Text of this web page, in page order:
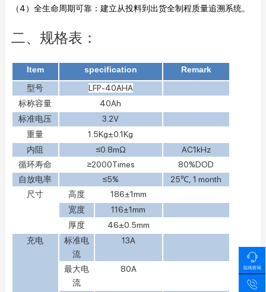
（4）全生命周期可靠：建立从投料到出货全制程质量追溯系统。
二、规格表：
Item specification
Remark
型号
LFP-40AHA
标称容量
40Ah
标准电压
3.2V
重量
1.5Kg±0.1Kg
内阻
≤0.8mΩ
AC1kHz
循环寿命
≥2000Times
80%DOD
自放电率
≤5%
25℃, 1 month
尺寸
高度
186±1mm
宽度
116±1mm
厚度
46±0.5mm
充电
标准电
流
13A
最大电
流
80A